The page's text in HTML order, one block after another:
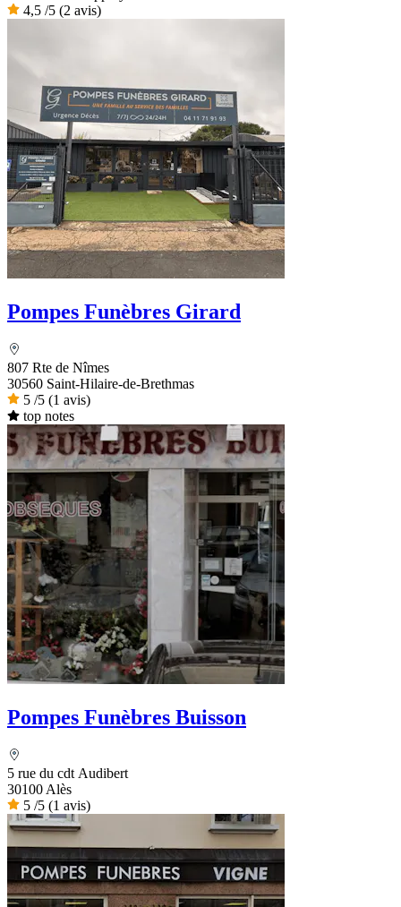
4,5 /5 (2 avis)
Pompes Funèbres Girard
807 Rte de Nîmes
30560 Saint-Hilaire-de-Brethmas
5 /5 (1 avis)
top notes
Pompes Funèbres Buisson
5 rue du cdt Audibert
30100 Alès
5 /5 (1 avis)